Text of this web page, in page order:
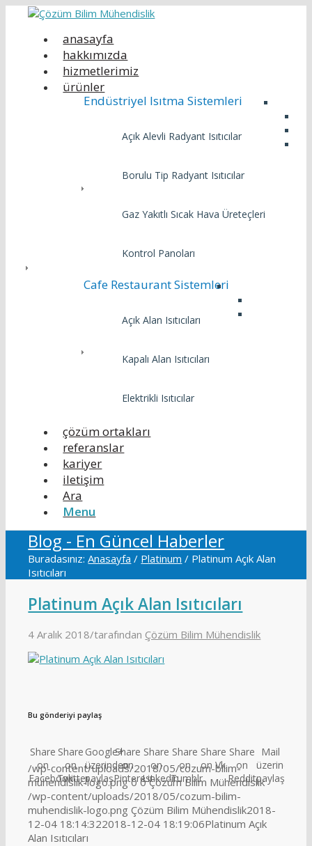
anasayfa
hakkımızda
hizmetlerimiz
ürünler
Endüstriyel Isıtma Sistemleri
Açık Alevli Radyant Isıtıcılar
Borulu Tip Radyant Isıtıcılar
Gaz Yakıtlı Sıcak Hava Üreteçleri
Kontrol Panoları
Cafe Restaurant Sistemleri
Açık Alan Isıtıcıları
Kapalı Alan Isıtıcıları
Elektrikli Isıtıcılar
çözüm ortakları
referanslar
kariyer
iletişim
Ara
Menu
Blog - En Güncel Haberler
Buradasınız: Anasayfa / Platinum / Platinum Açık Alan
Isıtıcıları
Platinum Açık Alan Isıtıcıları
4 Aralık 2018/tarafından Çözüm Bilim Mühendislik
Bu gönderiyi paylaş
Share
on
Facebook
Share
on
Twitter
Google+
üzerinden
paylaş
Share
on
Pinterest
Share
on
Linkedin
Share
on
Tumblr
Share
on Vk
Share
on
Reddit
Mail
üzerinden
paylaş
/wp-content/uploads/2018/05/cozum-bilim-
muhendislik-logo.png 0 0 Çözüm Bilim Mühendislik
/wp-content/uploads/2018/05/cozum-bilim-
muhendislik-logo.png Çözüm Bilim Mühendislik2018-
12-04 18:14:322018-12-04 18:19:06Platinum Açık
Alan Isıtıcıları